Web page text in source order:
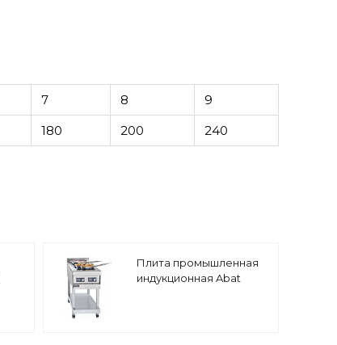
7 8
9
180 200 240
Плита промышленная
индукционная Abat